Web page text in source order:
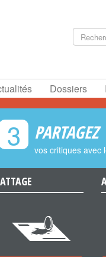
Dossiers
3 PARTAGEZ
vos critiques avec
e